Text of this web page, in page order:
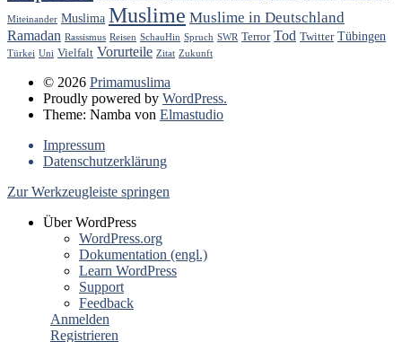
Miteinander Muslima Muslime Muslime in Deutschland
Ramadan Rassismus Reisen SchauHin Spruch SWR Terror Tod Twitter Tübingen
Türkei Uni Vielfalt Vorurteile Zitat Zukunft
© 2026 Primamuslima
Proudly powered by WordPress.
Theme: Namba von Elmastudio
Impressum
Datenschutzerklärung
Zur Werkzeugleiste springen
Über WordPress
WordPress.org
Dokumentation (engl.)
Learn WordPress
Support
Feedback
Anmelden
Registrieren